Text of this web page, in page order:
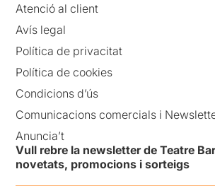
Atenció al client
Avís legal
Política de privacitat
Política de cookies
Condicions d’ús
Comunicacions comercials i
Anuncia’t
Vull rebre la newsletter de Teatre
novetats, promocions i sorteigs